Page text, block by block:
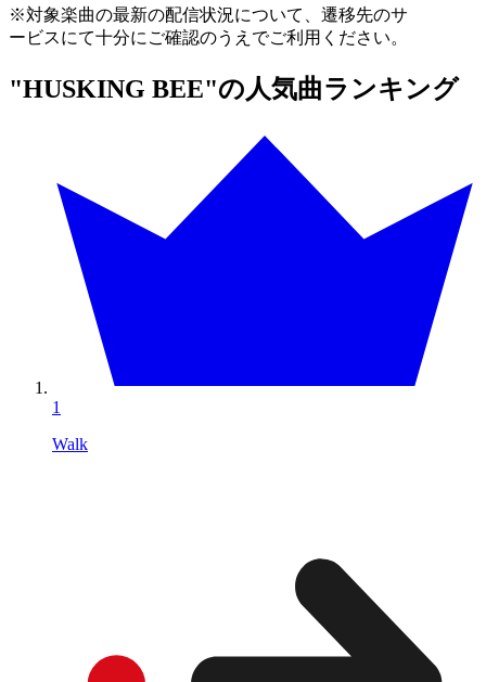
※対象楽曲の最新の配信状況について、遷移先のサ
ービスにて十分にご確認のうえでご利用ください。
"HUSKING BEE"の人気曲ランキング
1
Walk